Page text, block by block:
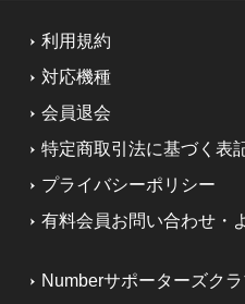
利用規約
対応機種
会員退会
特定商取引法に基づく表
プライバシーポリシー
有料会員お問い合わせ・
Numberサポーターズク